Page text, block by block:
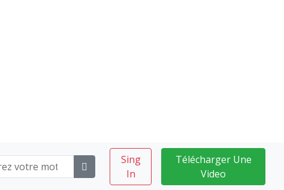
Sing
In
Télécharger Une
Video